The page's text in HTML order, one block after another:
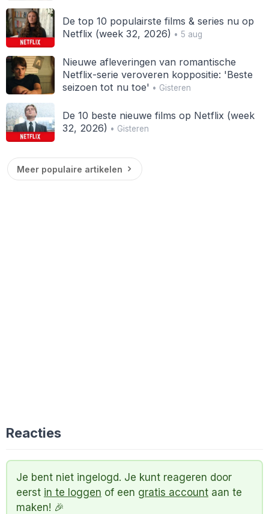
De top 10 populairste films & series nu op
Netflix (week 32, 2026) • 5 aug
Nieuwe afleveringen van romantische
Netflix-serie veroveren koppositie: 'Beste
seizoen tot nu toe' • Gisteren
De 10 beste nieuwe films op Netflix (week
32, 2026) • Gisteren
Meer populaire artikelen
Reacties
Je bent niet ingelogd. Je kunt reageren door
eerst in te loggen of een gratis account aan te
maken! 🎉